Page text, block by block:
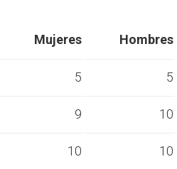
Mujeres Hombres
5 5
9 10
10 10